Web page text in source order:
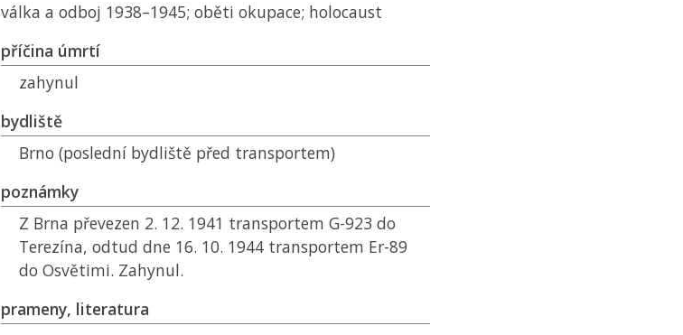
válka a odboj 1938–1945; oběti okupace; holocaust
příčina úmrtí
zahynul
bydliště
Brno (poslední bydliště před transportem)
poznámky
Z Brna převezen 2. 12. 1941 transportem G-923 do
Terezína, odtud dne 16. 10. 1944 transportem Er-89
do Osvětimi. Zahynul.
prameny, literatura